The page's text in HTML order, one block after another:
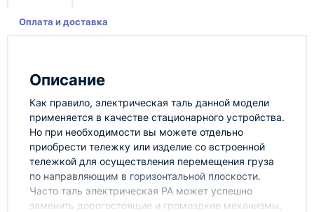
Оплата и доставка
Описание
Как правило, электрическая таль данной модели
применяется в качестве стационарного устройства.
Но при необходимости вы можете отдельно
приобрести тележку или изделие со встроенной
тележкой для осуществления перемещения груза
по направляющим в горизонтальной плоскости.
Часто таль электрическая РА может успешно
заменить дорогостоящие и громоздкие механизмы,